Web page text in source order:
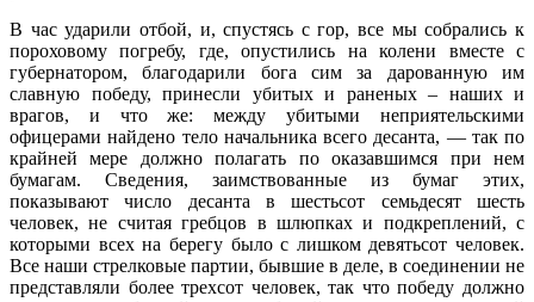
В час ударили отбой, и, спустясь с гор, все мы собрались к
пороховому погребу, где, опустились на колени вместе с
губернатором, благодарили бога сим за дарованную им
славную победу, принесли убитых и раненых – наших и
врагов, и что же: между убитыми неприятельскими
офицерами найдено тело начальника всего десанта, — так по
крайней мере должно полагать по оказавшимся при нем
бумагам. Сведения, заимствованные из бумаг этих,
показывают число десанта в шестьсот семьдесят шесть
человек, не считая гребцов в шлюпках и подкреплений, с
которыми всех на берегу было с лишком девятьсот человек.
Все наши стрелковые партии, бывшие в деле, в соединении не
представляли более трехсот человек, так что победу должно